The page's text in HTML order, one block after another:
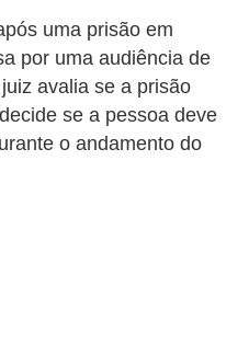
uma prisão em
por uma audiência de
avalia se a prisão
se a pessoa deve
o andamento do